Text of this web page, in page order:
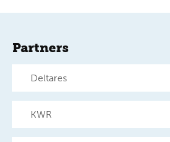
Partners
Deltares
KWR